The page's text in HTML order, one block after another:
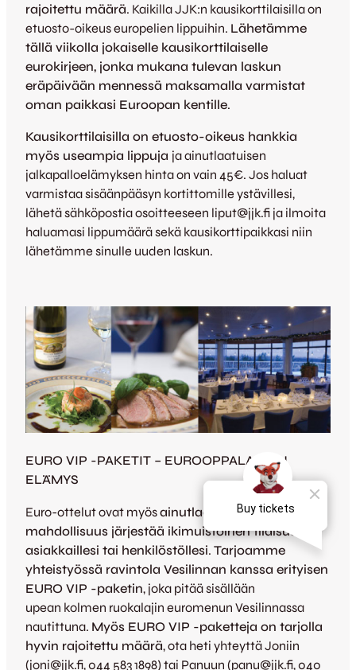
rajoitettu määrä. Kaikilla JJK:n kausikorttilaisilla on
etuosto-oikeus europelien lippuihin. Lähetämme
tällä viikolla jokaiselle kausikorttilaiselle
eurokirjeen, jonka mukana tulevan laskun
eräpäivään mennessä maksamalla varmistat
oman paikkasi Euroopan kentille.
Kausikorttilaisilla on etuosto-oikeus hankkia
myös useampia lippuja ja ainutlaatuisen
jalkapalloelämyksen hinta on vain 45€. Jos haluat
varmistaa sisäänpääsyn kortittomille ystävillesi,
lähetä sähköpostia osoitteeseen liput@jjk.fi ja ilmoita
haluamasi lippumäärä sekä kausikorttipaikkasi niin
lähetämme sinulle uuden laskun.
EURO VIP -PAKETIT – EUROOPPALAINEN
ELÄMYS
Euro-ottelut ovat myösainutlaatuinen
mahdollisuus järjestää ikimuistoinen tilaisuus
asiakkaillesi tai henkilöstöllesi. Tarjoamme
yhteistyössä ravintola Vesilinnan kanssa erityisen
EURO VIP -paketin, joka pitää sisällään
upean kolmen ruokalajin euromenun Vesilinnassa
nautittuna. Myös EURO VIP -paketteja on tarjolla
hyvin rajoitettu määrä, ota heti yhteyttä Joniin
(joni@jjk.fi, 044 583 1898) tai Panuun (panu@jjk.fi, 040